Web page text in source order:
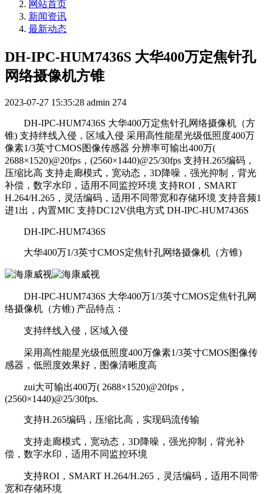
网站首页
新闻资讯
最新动态
DH-IPC-HUM7436S 大华400万定焦针孔
网络摄像机方锥
2023-07-27 15:35:28 admin 274
DH-IPC-HUM7436S 大华400万定焦针孔网络摄像机（方
锥) 支持绊线入侵，区域入侵 采用高性能星光级低照度400万
像素1/3英寸CMOS图像传感器 分辨率可输出400万(
2688×1520)@20fps，(2560×1440)@25/30fps 支持H.265编码，
压缩比高 支持走廊模式，宽动态，3D降噪，强光抑制，背光
补偿，数字水印，适用不同监控环境 支持ROI，SMART
H.264/H.265，灵活编码，适用不同带宽和存储环境 支持音频1
进1出，内置MIC 支持DC12V供电方式 DH-IPC-HUM7436S
DH-IPC-HUM7436S
大华400万1/3英寸CMOS定焦针孔网络摄像机（方锥)
DH-IPC-HUM7436S 大华400万1/3英寸CMOS定焦针孔网
络摄像机（方锥) 产品特点：
支持绊线入侵，区域入侵
采用高性能星光级低照度400万像素1/3英寸CMOS图像传
感器，低照度效果好，图像清晰度高
zui大可输出400万( 2688×1520)@20fps，
(2560×1440)@25/30fps.
支持H.265编码，压缩比高，实现码流传输
支持走廊模式，宽动态，3D降噪，强光抑制，背光补
偿，数字水印，适用不同监控环境
支持ROI，SMART H.264/H.265，灵活编码，适用不同带
宽和存储环境